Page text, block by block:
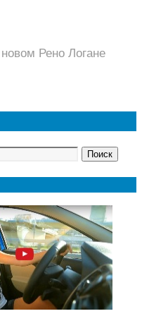
Рено Логане
Поиск